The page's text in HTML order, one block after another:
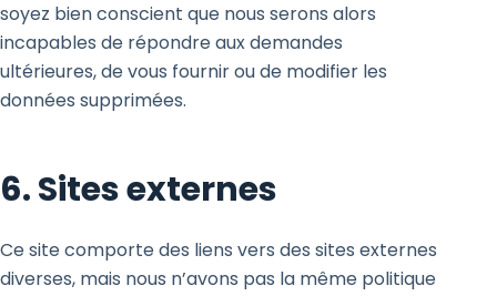
soyez bien conscient que nous serons alors
incapables de répondre aux demandes
ultérieures, de vous fournir ou de modifier les
données supprimées.
6. Sites externes
Ce site comporte des liens vers des sites externes
diverses, mais nous n’avons pas la même politique